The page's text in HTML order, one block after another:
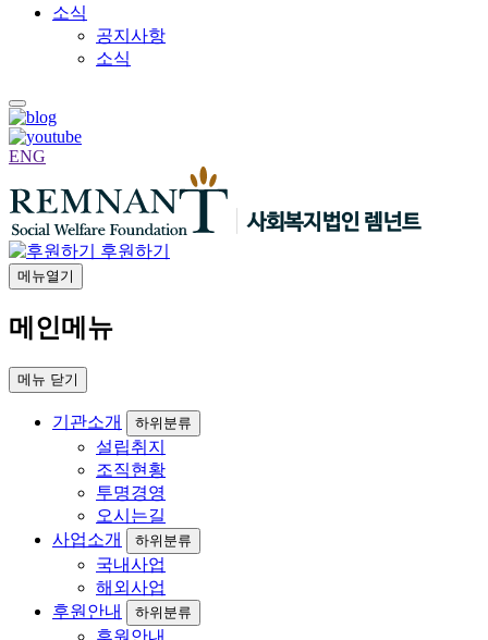
소식
공지사항
소식
ENG
후원하기
메뉴열기
메인메뉴
메뉴 닫기
기관소개 하위분류
설립취지
조직현황
투명경영
오시는길
사업소개
하위분류
국내사업
해외사업
후원안내
하위분류